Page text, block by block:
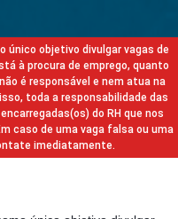
único objetivo divulgar vagas de
à procura de emprego, quanto
é responsável e nem atua na
toda a responsabilidade das
do RH que nos
caso de uma vaga falsa ou uma
imediatamente.